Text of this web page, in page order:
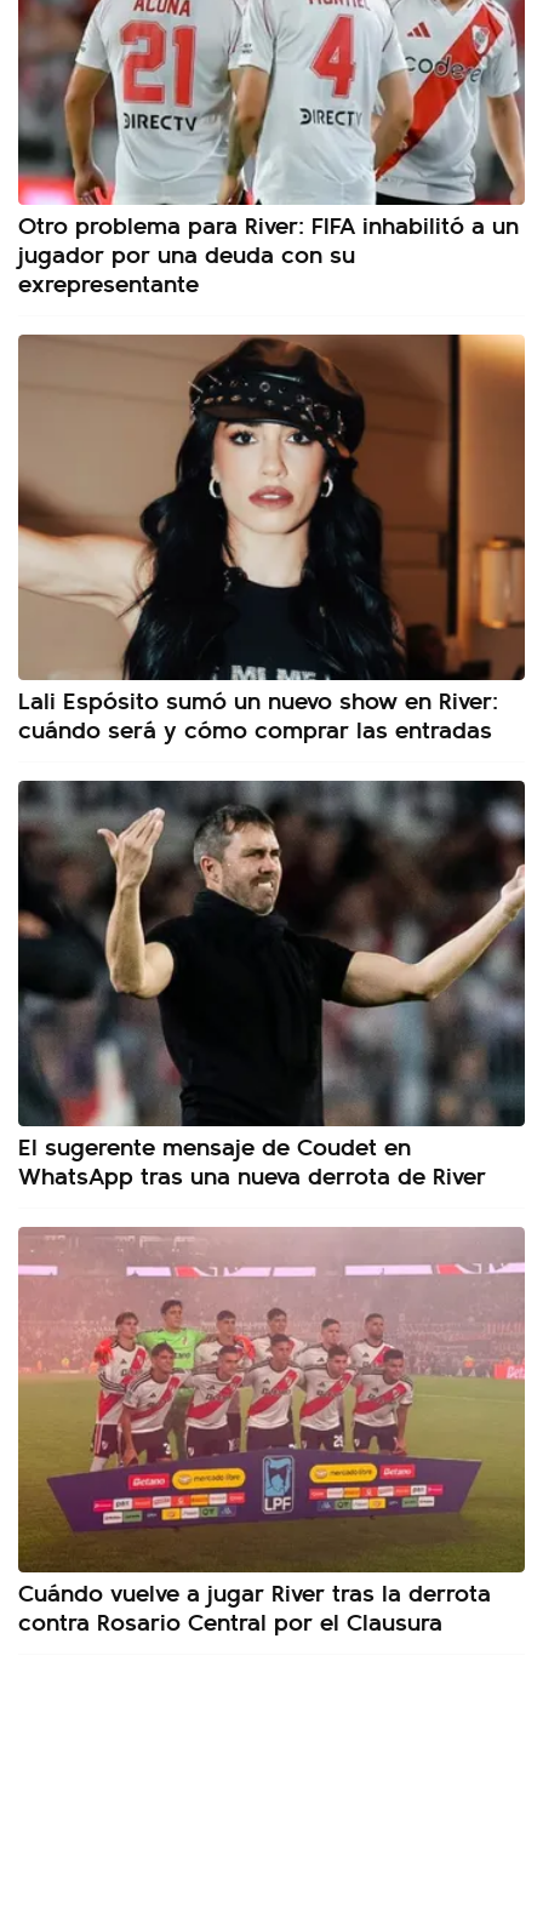
Otro problema para River: FIFA inhabilitó a un
jugador por una deuda con su
exrepresentante
Lali Espósito sumó un nuevo show en River:
cuándo será y cómo comprar las entradas
El sugerente mensaje de Coudet en
WhatsApp tras una nueva derrota de River
Cuándo vuelve a jugar River tras la derrota
contra Rosario Central por el Clausura